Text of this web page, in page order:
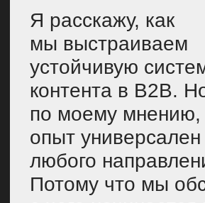
какой подход
к планированию контента
стоит выбрать, что такое
буфер и для чего он нужен,
также затронем
и сотрудничество
с разными экспертами.